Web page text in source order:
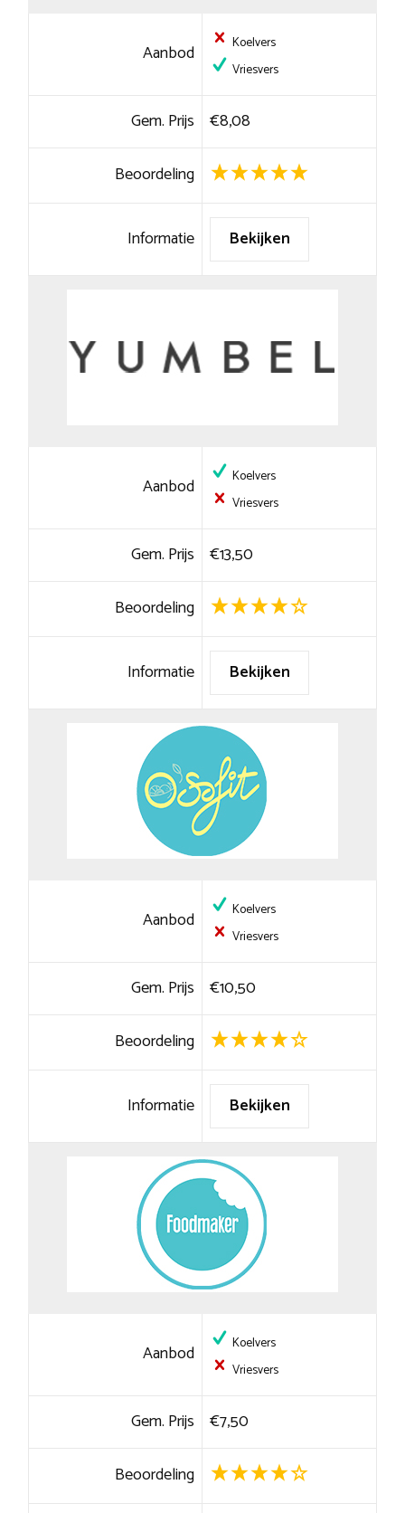
Aanbod
Koelvers
Vriesvers
Gem. Prijs €8,08
Beoordeling
Informatie Bekijken
Aanbod
Koelvers
Vriesvers
Gem. Prijs €13,50
Beoordeling
Informatie Bekijken
Aanbod
Koelvers
Vriesvers
Gem. Prijs €10,50
Beoordeling
Informatie Bekijken
Aanbod
Koelvers
Vriesvers
Gem. Prijs €7,50
Beoordeling